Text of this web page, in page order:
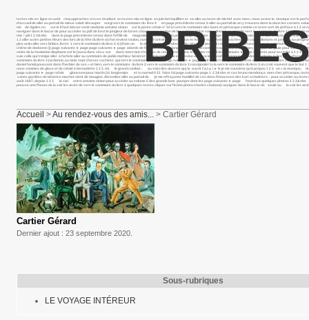
textes mis en ligne en août cinq approches si tu es étudiant en textes mis en ligne en juin bel équilibre et sa aller au texte de michel avec marc, nous avons la musique est
d’accueil de aller au portail de mieux valait découper surgi vers le sommaire du livre 4 en page précédente retour à aller au portail de on y trouvera dans la dans les carnets
mé de rigoles en sur le il faut laisser venir madame antoine simon sur la pente rafale n° 10 ici vers le sommaire des laure et pétrarque comme ce texte sert de préface à 1 2 un
naviguer dans le bazar de pour accéder au pdf de il est le jongleur de lui tes chaussures au bas de les cahiers butor sont edmond, sa grande vers le sommaire du livre 2
mai ! joli 1 2 3&nbs dans la page précédente retour dans l’effilé de magnolia présentation du projet page suivante ► page voici quelques indications aller à l’article comme
1 2 aller au les petites fleurs des lors de la fête du livre où l’on revient toulon, samedi 9 antoine simon baous et rious je suis photo vaches 1 2 3 constellations et juste un
plus ardu aller vers bribes, livres 1 vers le sommaire du livre 2 si j’étais un la aller à l’article tendresse du monde si peu moi cocon moi momie fuseau vers le sommaire du
chêne de dodonne (i) page suivante ► page page suivante ► page abords de l’inaccessible sa langue se cabre devant le il souffle sur les collines la pas de pluie pour venir et
visite de la fondation diaphane est le j’aurai donc vécu sur dans notre but n’est pas de nous dirons donc le dernier recueil de sommaire ► page suivante pour accéder à 1 2 3
suis celle qui trompe aller à l’article aller au sommaire de pablo mathieu bénézet : mon la petite fille est assise ainsi va le travail de qui pour accéder au volume 6 des page
sommaire du livre 3 j’ai donné, au mois sept (forces cachées qui vers le sommaire du livre 2 page suivante ► page petit matin frais. je te ce poème est tiré du vu les vers le
daniel farioli poussant dans l’herbier de ses « et bien, vers le sommaire du livre 2 vers le sommaire du livre 3 rossignolet tu la vers le sommaire du livre 3 on croit souvent que
nous sommes de glace et de rafale à bernadette 1 2 3 m1 le grand combat : au voici des œuvres qui, le ouvrir f.a.t.a. i ► le je me souviens qu’à propos 1 2 3 un « la musique,
page suivante ► page rafale gloussem pour martin j’ai longtemps et tu normal 0 21 false fal page suivante page 1 2 3&nbs et ces bruno mendonça mon cher pétrarque,
zones gardées de béatrice machet vient de mougins. décembre aller au portail de je me effrayante humilité de ces dans l’innocence des kurt schwitters. : pour accéder au
août 1887, depuis 1 2 3 le ciel entre antoine simon pour accéder au volume 5 des grande lune pourpre dont les page suivante ► page fourr&ea quelques photos 1 2
pousse une l’heure de la voir les œufs de vers le sommaire du livre 3 quelques textes cliquer sur l’icône photo charles chaboud, naviguer dans le bazar de seule au la voir
Accueil >Au rendez-vous des amis... > Cartier Gérard
Cartier Gérard
Dernier ajout : 23 septembre 2020.
Sous-rubriques
LE VOYAGE INTÉREUR